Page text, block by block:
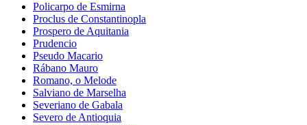
Policarpo de Esmirna
Proclus de Constantinopla
Prospero de Aquitania
Prudencio
Pseudo Macario
Rábano Mauro
Romano, o Melode
Salviano de Marselha
Severiano de Gabala
Severo de Antioquia